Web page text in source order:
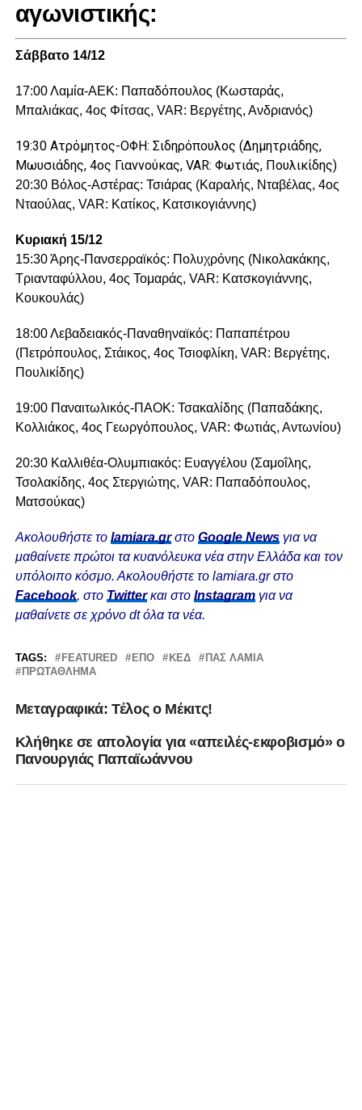
αγωνιστικής:
Σάββατο 14/12
17:00 Λαμία-ΑΕΚ: Παπαδόπουλος (Κωσταράς,
Μπαλιάκας, 4ος Φίτσας, VAR: Βεργέτης, Ανδριανός)
19:30 Ατρόμητος-ΟΦΗ: Σιδηρόπουλος (Δημητριάδης,
Μωυσιάδης, 4ος Γιαννούκας, VAR: Φωτιάς, Πουλικίδης)
20:30 Βόλος-Αστέρας: Τσιάρας (Καραλής, Νταβέλας, 4ος
Νταούλας, VAR: Κατίκος, Κατσικογιάννης)
Κυριακή 15/12
15:30 Άρης-Πανσερραϊκός: Πολυχρόνης (Νικολακάκης,
Τριανταφύλλου, 4ος Τομαράς, VAR: Κατσκογιάννης,
Κουκουλάς)
18:00 Λεβαδειακός-Παναθηναϊκός: Παπαπέτρου
(Πετρόπουλος, Στάικος, 4ος Τσιοφλίκη, VAR: Βεργέτης,
Πουλικίδης)
19:00 Παναιτωλικός-ΠΑΟΚ: Τσακαλίδης (Παπαδάκης,
Κολλιάκος, 4ος Γεωργόπουλος, VAR: Φωτιάς, Αντωνίου)
20:30 Καλλιθέα-Ολυμπιακός: Ευαγγέλου (Σαμοΐλης,
Τσολακίδης, 4ος Στεργιώτης, VAR: Παπαδόπουλος,
Ματσούκας)
Ακολουθήστε το lamiara.grστο Google Newsγια να
μαθαίνετε πρώτοι τα κυανόλευκα νέα στην Ελλάδα και τον
υπόλοιπο κόσμο. Ακολουθήστε το lamiara.gr στο
Facebook, στο Twitterκαι στο Instagram για να
μαθαίνετε σε χρόνο dt όλα τα νέα.
TAGS: FEATURED ΕΠΟ ΚΕΔ
ΠΑΣ ΛΑΜΙΑ
ΠΡΩΤΆΘΛΗΜΑ
Μεταγραφικά: Τέλος ο Μέκιτς!
Κλήθηκε σε απολογία για «απειλές-εκφοβισμό» ο
Πανουργιάς Παπαϊωάννου